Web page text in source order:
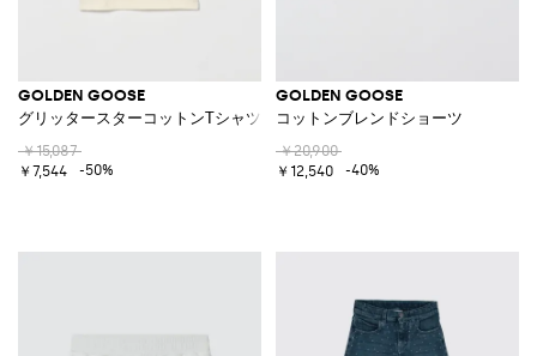
GOLDEN GOOSE
グリッタースターコットンTシャツ
￥15,087
￥7,544
-50%
GOLDEN GOOSE
コットンブレンドショーツ
￥20,900
￥12,540
-40%